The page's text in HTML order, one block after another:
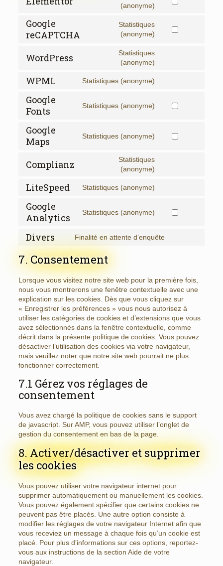
(anonyme)
Consent
elementor
Google
reCAPTCHA
Statistiques
(anonyme)
Consent
WordPress
Statistiques
(anonyme)
WPML Statistiques (anonyme)
service
wpml
Google
Fonts
Statistiques (anonyme)
Consent
google-
Google
Maps
Statistiques (anonyme)
Consent
Complianz
Statistiques
(anonyme)
LiteSpeed Statistiques (anonyme)
service
litespeed
Google
Analytics
Statistiques (anonyme)
Consent
service
google-
Divers Finalité en attente d’enquête
7. Consentement
Lorsque vous visitez notre site web pour la première fois,
nous vous montrerons une fenêtre contextuelle avec une
explication sur les cookies. Dès que vous cliquez sur
« Enregistrer les préférences » vous nous autorisez à
utiliser les catégories de cookies et d’extensions que vous
avez sélectionnés dans la fenêtre contextuelle, comme
décrit dans la présente politique de cookies. Vous pouvez
désactiver l’utilisation des cookies via votre navigateur,
mais veuillez noter que notre site web pourrait ne plus
fonctionner correctement.
7.1 Gérez vos réglages de
consentement
Vous avez chargé la politique de cookies sans le support
de javascript. Sur AMP, vous pouvez utiliser l’onglet de
gestion du consentement en bas de la page.
8. Activer/désactiver et supprimer
les cookies
Vous pouvez utiliser votre navigateur internet pour
supprimer automatiquement ou manuellement les cookies.
Vous pouvez également spécifier que certains cookies ne
peuvent pas être placés. Une autre option consiste à
modifier les réglages de votre navigateur Internet afin que
vous receviez un message à chaque fois qu’un cookie est
placé. Pour plus d’informations sur ces options, reportez-
vous aux instructions de la section Aide de votre
navigateur.